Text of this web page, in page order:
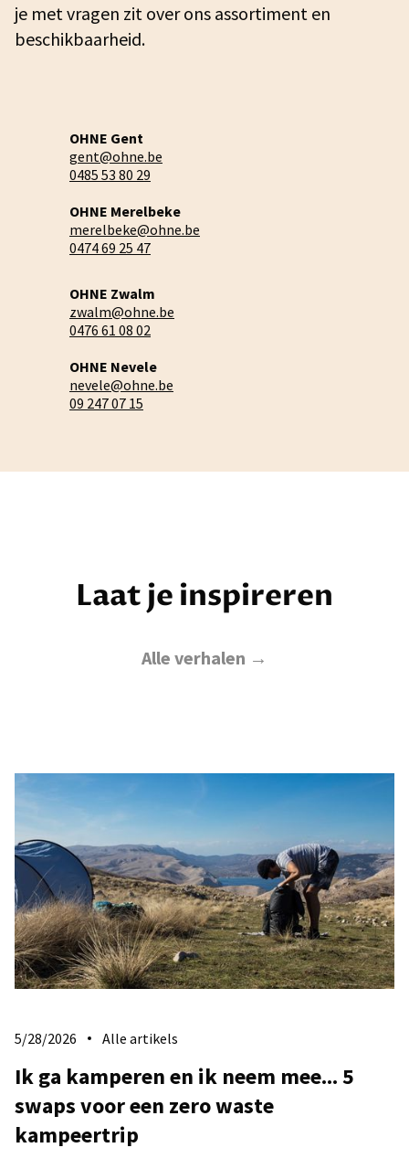
je met vragen zit over ons assortiment en
beschikbaarheid.
OHNE Gent
gent@ohne.be
0485 53 80 29
OHNE Merelbeke
merelbeke@ohne.be
0474 69 25 47
OHNE Zwalm
zwalm@ohne.be
0476 61 08 02
OHNE Nevele
nevele@ohne.be
09 247 07 15
Laat je inspireren
Alle verhalen →
5/28/2026 Alle artikels
Ik ga kamperen en ik neem mee... 5
swaps voor een zero waste
kampeertrip